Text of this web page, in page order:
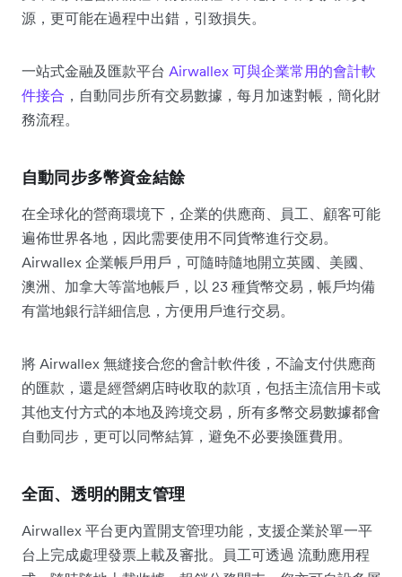
源，更可能在過程中出錯，引致損失。
一站式金融及匯款平台 Airwallex 可與企業常用的會計軟
件接合 ，自動同步所有交易數據，每月加速對帳，簡化財
務流程。
自動同步多幣資金結餘
在全球化的營商環境下，企業的供應商、員工、顧客可能
遍佈世界各地，因此需要使用不同貨幣進行交易。
Airwallex 企業帳戶用戶，可隨時隨地開立英國、美國、
澳洲、加拿大等當地帳戶，以 23 種貨幣交易，帳戶均備
有當地銀行詳細信息，方便用戶進行交易。
將 Airwallex 無縫接合您的會計軟件後，不論支付供應商
的匯款，還是經營網店時收取的款項，包括主流信用卡或
其他支付方式的本地及跨境交易，所有多幣交易數據都會
自動同步，更可以同幣結算，避免不必要換匯費用。
全面、透明的開支管理
Airwallex 平台更內置開支管理功能，支援企業於單一平
台上完成處理發票上載及審批。員工可透過 流動應用程